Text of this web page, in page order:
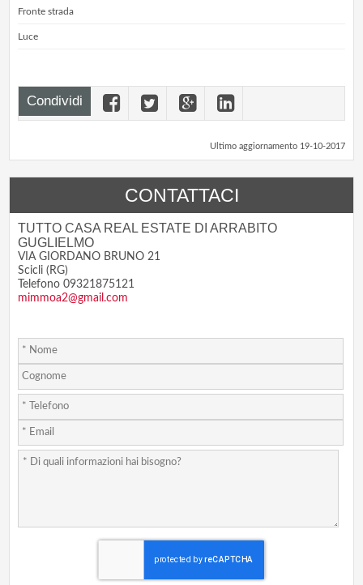
Fronte strada
Luce
Condividi
Ultimo aggiornamento 19-10-2017
CONTATTACI
TUTTO CASA REAL ESTATE DI ARRABITO
GUGLIELMO
VIA GIORDANO BRUNO 21
Scicli (RG)
Telefono 09321875121
mimmoa2@gmail.com